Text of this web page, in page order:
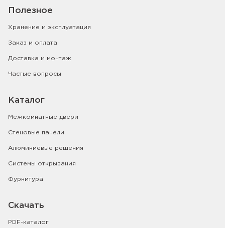
Полезное
Хранение и эксплуатация
Заказ и оплата
Доставка и монтаж
Частые вопросы
Каталог
Межкомнатные двери
Стеновые панели
Алюминиевые решения
Системы открывания
Фурнитура
Скачать
PDF-каталог